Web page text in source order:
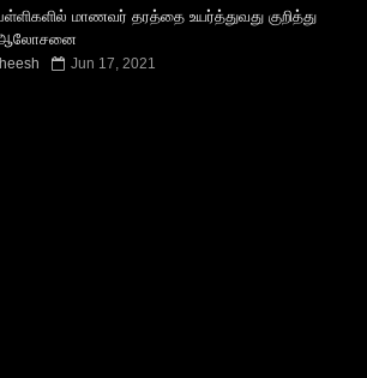
மாணவர் தரத்தை உயர்த்துவது குறித்து
ஆலோசனை
Jun 17, 2021